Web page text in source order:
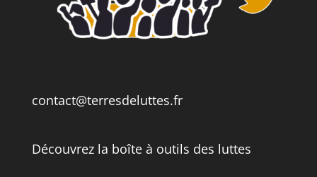
contact@terresdeluttes.fr
Découvrez la boîte à outils des luttes